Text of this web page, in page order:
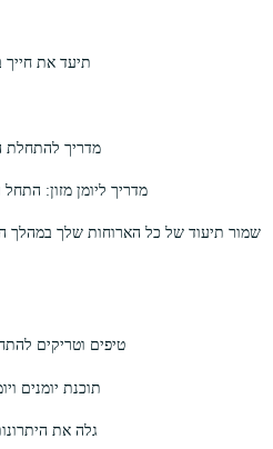
תיעד את חייך
מדריך להתחלת
מדריך ליומן מזון:
שמור תיעוד של כל הארוחות שלך במהלך
טיפים וטריקים
תוכנת יומנים
גלה את